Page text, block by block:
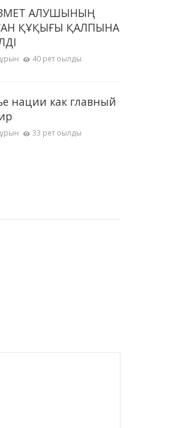
АЛУШЫНЫҢ
ҚҰҚЫҒЫ ҚАЛПЫНА
40 рет оқылды
нации как главный
33 рет оқылды